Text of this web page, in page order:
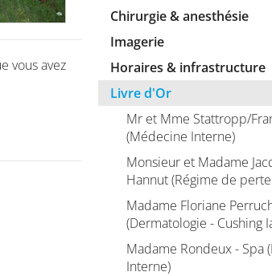
Chirurgie & anesthésie
Imagerie
Horaires & infrastructure
Livre d'Or
Mr et Mme Stattropp/
(Médecine Interne)
Monsieur et Madame
Hannut (Régime de
Madame Floriane
(Dermatologie - Cushing
Madame Rondeux - Spa
Interne)
vous avez